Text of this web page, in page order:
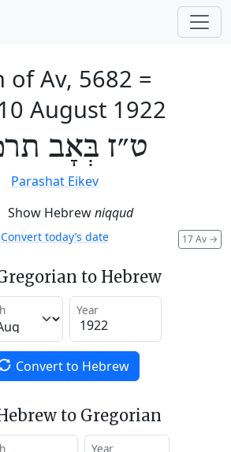
of Av, 5682 =
August 1922
ט״ז בְּאָב
Parashat Eikev
Show Hebrewniqqud
17 Av →
Convert today’s date
to Hebrew
Year
Convert to Hebrew
to Gregorian
Year